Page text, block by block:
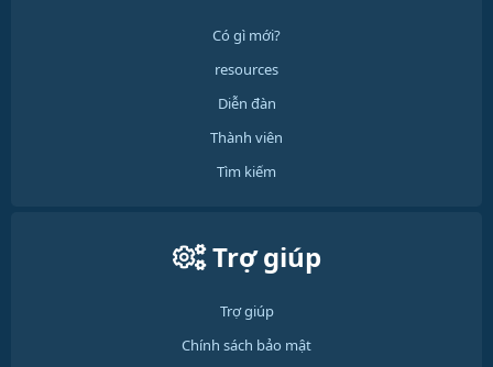
Có gì mới?
resources
Diễn đàn
Thành viên
Tìm kiếm
Trợ giúp
Trợ giúp
Chính sách bảo mật